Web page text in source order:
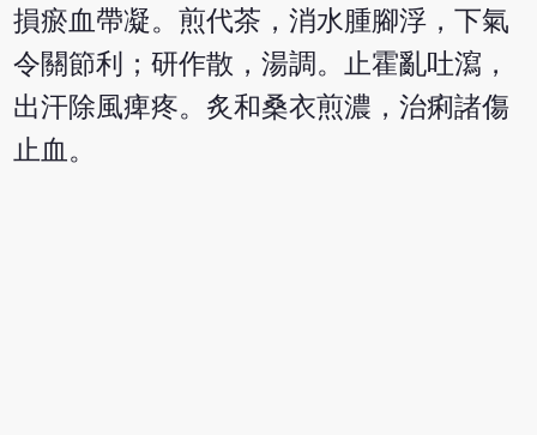
損瘀血帶凝。煎代茶，消水腫腳浮，下氣
令關節利；研作散，湯調。止霍亂吐瀉，
出汗除風痺疼。炙和桑衣煎濃，治痢諸傷
止血。